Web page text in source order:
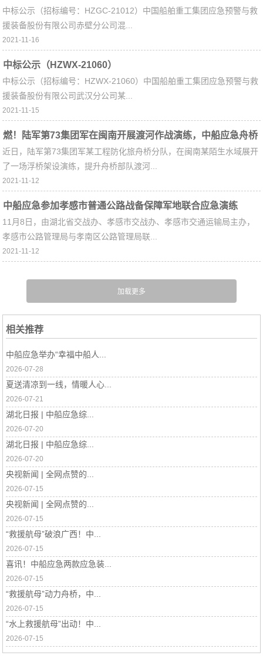
中标公示（招标编号：HZGC-21012）中国船舶重工集团应急预警与救
援装备股份有限公司赤壁分公司混...
2021-11-16
中标公示（HZWX-21060）
中标公示（招标编号：HZWX-21060）中国船舶重工集团应急预警与救
援装备股份有限公司武汉分公司某...
2021-11-15
燃！陆军第73集团军在闽南开展渡河作战演练，中船应急舟桥
精彩亮相
近日，陆军第73集团军某工程防化旅舟桥分队，在闽南某陌生水域展开
了一场浮桥架设演练，提升舟桥部队渡河...
2021-11-12
中船应急参加孝感市普通公路战备保障军地联合应急演练
11月8日，由湖北省交战办、孝感市交战办、孝感市交通运输局主办，
孝感市公路管理局与孝南区公路管理局联...
2021-11-12
相关推荐
中船应急举办“幸福中船人...
2026-07-28
夏送清凉到一线，情暖人心...
2026-07-21
湖北日报 | 中船应急综...
2026-07-20
湖北日报 | 中船应急综...
2026-07-20
央视新闻 | 全网点赞的...
2026-07-15
央视新闻 | 全网点赞的...
2026-07-15
“救援航母”破浪广西！中...
2026-07-15
喜讯！中船应急两款应急装...
2026-07-15
“救援航母”动力舟桥，中...
2026-07-15
“水上救援航母”出动！中...
2026-07-15